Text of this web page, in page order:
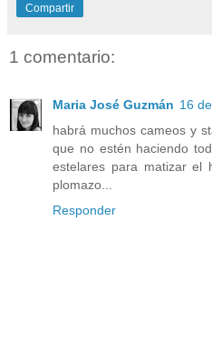
Compartir
1 comentario:
Maria José Guzmán 16
habrá muchos cameos y
que no estén haciendo
estelares para matizar el
plomazo...
Responder